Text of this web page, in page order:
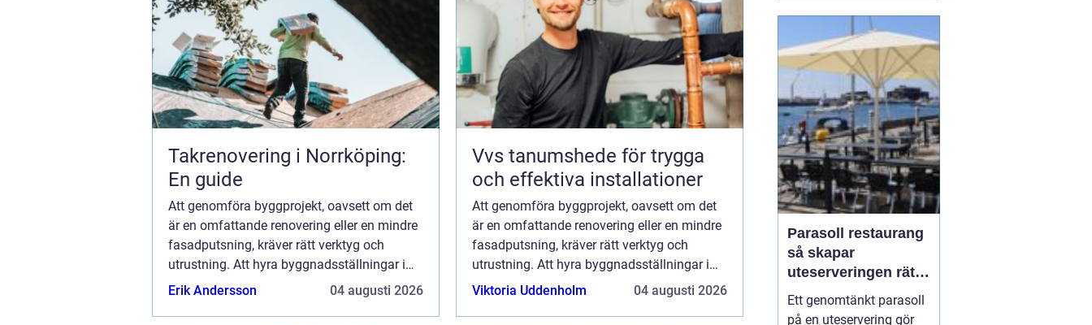
Takrenovering i Norrköping:
En guide
Att genomföra byggprojekt, oavsett om det
är en omfattande renovering eller en mindre
fasadputsning, kräver rätt verktyg och
utrustning. Att hyra byggnadsställningar i
Göteborg är ett val många företag oc...
Erik Andersson 04 augusti 2026
Vvs tanumshede för trygga
och effektiva installationer
Att genomföra byggprojekt, oavsett om det
är en omfattande renovering eller en mindre
fasadputsning, kräver rätt verktyg och
utrustning. Att hyra byggnadsställningar i
Göteborg är ett val många företag oc...
Viktoria Uddenholm 04 augusti 2026
passar stilen i dag och
bär med sig historien.
N&au...
Parasoll restaurang
så skapar
uteserveringen rätt
känsla året runt
Ett genomtänkt parasoll
på en uteservering gör